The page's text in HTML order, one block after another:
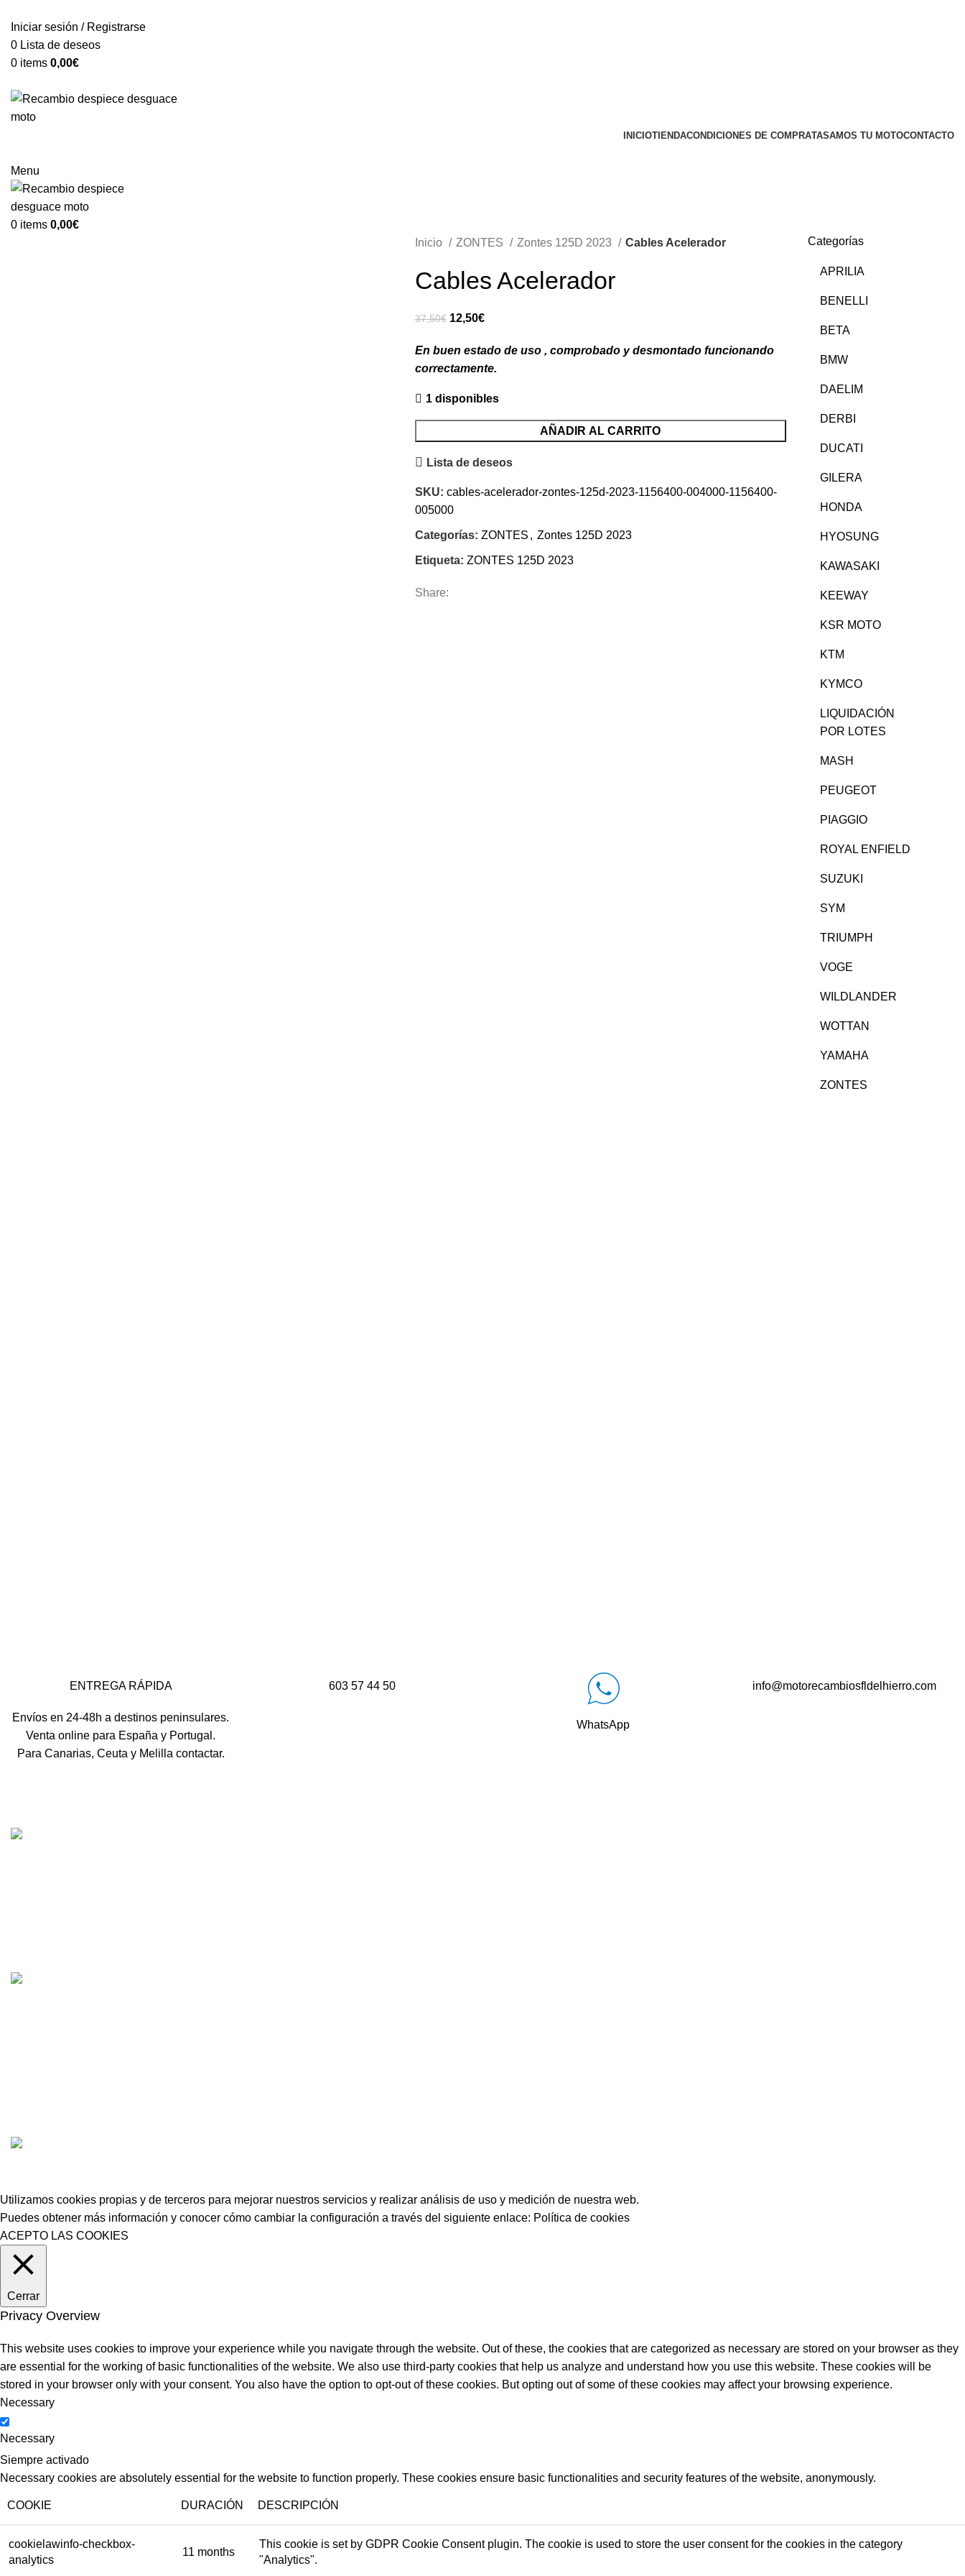
Iniciar sesión / Registrarse
0 Lista de deseos
0 items 0,00€
INICIOTIENDACONDICIONES DE COMPRATASAMOS TU MOTOCONTACTO
Menu
0 items 0,00€
Inicio ZONTES Zontes 125D 2023 Cables Acelerador
Cables Acelerador
37,50€ El
original
era:
12,50€El
actual
es:
En buen estado de uso , comprobado y desmontado funcionando
correctamente.
1 disponibles
AÑADIR AL CARRITO
Lista de deseos
SKU: cables-acelerador-zontes-125d-2023-1156400-004000-1156400-
005000
Categorías: ZONTES , Zontes 125D 2023
Etiqueta: ZONTES 125D 2023
Share:
Categorías
APRILIA
BENELLI
BETA
BMW
DAELIM
DERBI
DUCATI
GILERA
HONDA
HYOSUNG
KAWASAKI
KEEWAY
KSR MOTO
KTM
KYMCO
LIQUIDACIÓN
POR LOTES
MASH
PEUGEOT
PIAGGIO
ROYAL ENFIELD
SUZUKI
SYM
TRIUMPH
VOGE
WILDLANDER
WOTTAN
YAMAHA
ZONTES
ENTREGA RÁPIDA
Envíos en 24-48h a destinos peninsulares.
Venta online para España y Portugal.
Para Canarias, Ceuta y Melilla contactar.
603 57 44 50
WhatsApp
info@motorecambiosfldelhierro.com
Utilizamos cookies propias y de terceros para mejorar nuestros servicios y realizar análisis de uso y medición de nuestra web.
Puedes obtener más información y conocer cómo cambiar la configuración a través del siguiente enlace: Política de cookies
ACEPTO LAS COOKIES
Cerrar
Privacy Overview
This website uses cookies to improve your experience while you navigate through the website. Out of these, the cookies that are categorized as necessary are stored on your browser as they
are essential for the working of basic functionalities of the website. We also use third-party cookies that help us analyze and understand how you use this website. These cookies will be
stored in your browser only with your consent. You also have the option to opt-out of these cookies. But opting out of some of these cookies may affect your browsing experience.
Necessary
Necessary
Siempre activado
Necessary cookies are absolutely essential for the website to function properly. These cookies ensure basic functionalities and security features of the website, anonymously.
COOKIE DURACIÓN DESCRIPCIÓN
cookielawinfo-checkbox-
analytics
11 months
This cookie is set by GDPR Cookie Consent plugin. The cookie is used to store the user consent for the cookies in the category
"Analytics".